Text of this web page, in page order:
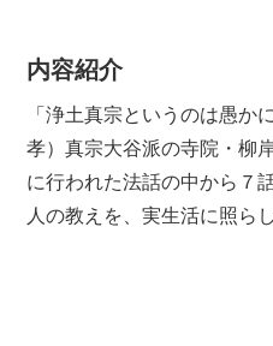
内容紹介
「浄土真宗というのは愚か
孝）真宗大谷派の寺院・柳
に行われた法話の中から７
人の教えを、実生活に照ら